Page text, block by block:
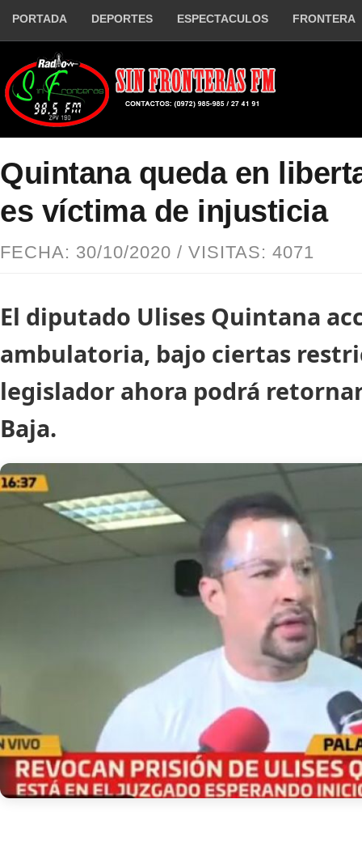
PORTADA DEPORTES ESPECTACULOS FRONTERA
Quintana queda en
es víctima de injusticia
FECHA: 30/10/2020 / VISITAS: 4071
El diputado Ulises Quintana
ambulatoria, bajo ciertas
legislador ahora podrá
Baja.